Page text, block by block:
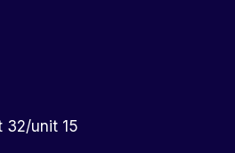
32/unit 15